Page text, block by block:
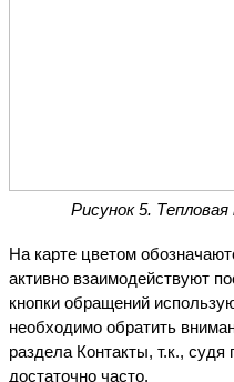
Рисунок 5.
На карте цветом
активно взаимодействуют
кнопки обращений
необходимо обратить
раздела Контакты, т.к.,
достаточно часто.